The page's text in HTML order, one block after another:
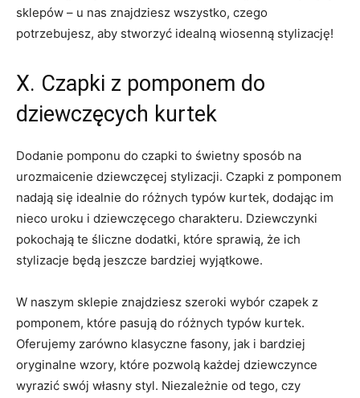
sklepów – ⁣u ⁤nas znajdziesz wszystko, czego
potrzebujesz,‍ aby stworzyć idealną wiosenną stylizację!
X. Czapki z ⁤pomponem ‍do
dziewczęcych⁤ kurtek
Dodanie ‍pomponu do czapki to świetny sposób na
urozmaicenie ‍dziewczęcej stylizacji. Czapki z pomponem
nadają się idealnie do różnych typów kurtek, ⁣dodając im
nieco uroku⁣ i dziewczęcego charakteru.⁤ Dziewczynki
pokochają te śliczne‍ dodatki, ‍które sprawią, że ich⁤
stylizacje będą jeszcze bardziej‍ wyjątkowe.
W ⁤naszym ⁤sklepie znajdziesz szeroki wybór czapek z
⁢pomponem, ‌które pasują do​ różnych⁢ typów kurtek. ​
Oferujemy zarówno ​klasyczne fasony, jak i bardziej
oryginalne wzory,⁢ które pozwolą każdej dziewczynce
⁣wyrazić swój⁢ własny styl. Niezależnie od tego, czy​